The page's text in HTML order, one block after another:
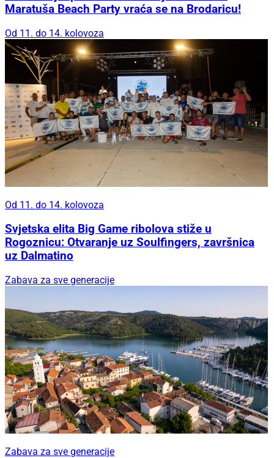
Maratuša Beach Party vraća se na Brodaricu!
Od 11. do 14. kolovoza
Od 11. do 14. kolovoza
Svjetska elita Big Game ribolova stiže u
Rogoznicu: Otvaranje uz Soulfingers, završnica
uz Dalmatino
Zabava za sve generacije
Zabava za sve generacije